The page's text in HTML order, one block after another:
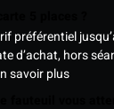
préférentiel
d’achat, hors
savoir plus